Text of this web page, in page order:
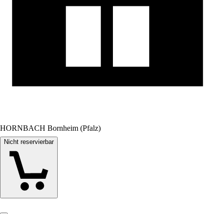
HORNBACH Bornheim (Pfalz)
Nicht reservierbar